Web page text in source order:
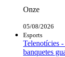
Onze
05/08/2026
Esports
Telenotícies
banquetes